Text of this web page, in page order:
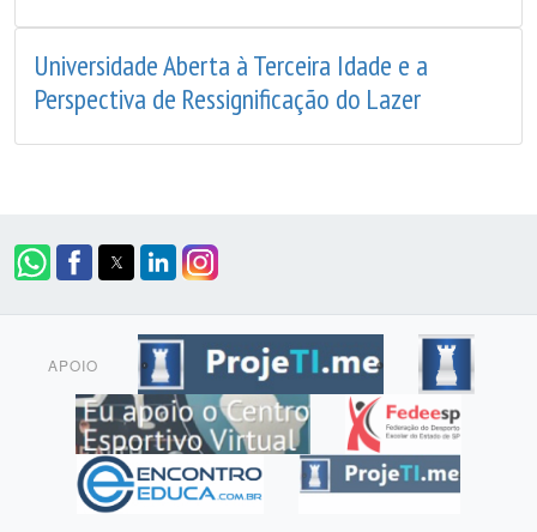
Universidade Aberta à Terceira Idade e a
Perspectiva de Ressignificação do Lazer
APOIO